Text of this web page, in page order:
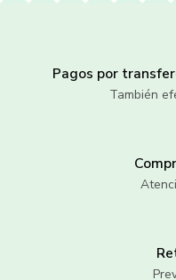
Pagos por
También